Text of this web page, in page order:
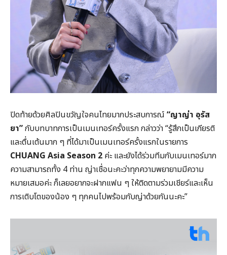
ปิดท้ายด้วยศิลปินขวัญใจคนไทยมากประสบการณ์ “ญาญ่า อุรัส
ยา”กับบทบาทการเป็นเมนเทอร์ครั้งแรก กล่าวว่า “รู้สึกเป็นเกียรติ
และตื่นเต้นมาก ๆ ที่ได้มาเป็นเมนเทอร์ครั้งแรกในรายการ
CHUANG Asia Season 2 ค่ะ และยังได้ร่วมทีมกับเมนเทอร์มาก
ความสามารถทั้ง 4 ท่าน ญ่าเชื่อนะคะว่าทุกความพยายามมีความ
หมายเสมอค่ะ ก็เลยอยากจะฝากแฟน ๆ ให้ติดตามร่วมเชียร์และเห็น
การเติบโตของน้อง ๆ ทุกคนไปพร้อมกับญ่าด้วยกันนะคะ”